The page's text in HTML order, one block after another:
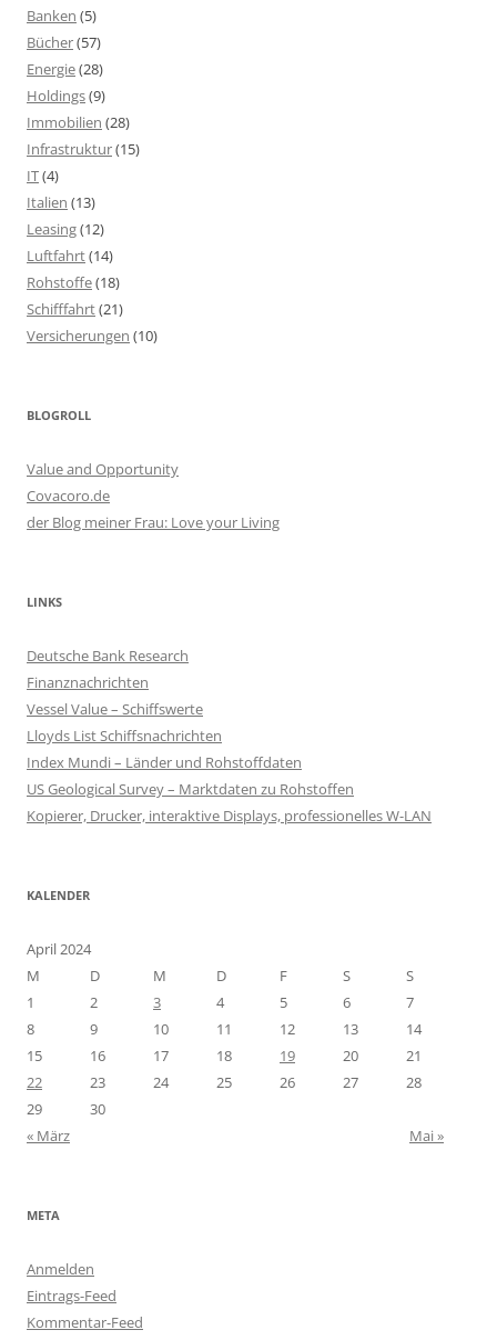
Banken (5)
Bücher(57)
Energie(28)
Holdings(9)
Immobilien (28)
Infrastruktur(15)
IT(4)
Italien (13)
Leasing(12)
Luftfahrt(14)
Rohstoffe(18)
Schifffahrt(21)
Versicherungen (10)
BLOGROLL
Value and Opportunity
Covacoro.de
der Blog meiner Frau: Love your Living
LINKS
Deutsche Bank Research
Finanznachrichten
Vessel Value – Schiffswerte
Lloyds List Schiffsnachrichten
Index Mundi – Länder und Rohstoffdaten
US Geological Survey – Marktdaten zu Rohstoffen
Kopierer, Drucker, interaktive Displays, professionelles W-LAN
KALENDER
April 2024
M
D M D F S
S
1
2 3 4 5 6
7
8
9 10 11 12 13
14
15
16 17 18 19 20
21
22
23 24 25 26 27
28
29
30
« März
Mai »
META
Anmelden
Eintrags-Feed
Kommentar-Feed